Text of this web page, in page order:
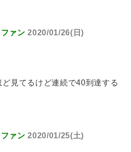
ァン 2020/01/26(日)
見てるけど連続で40到達する
ァン 2020/01/25(土)